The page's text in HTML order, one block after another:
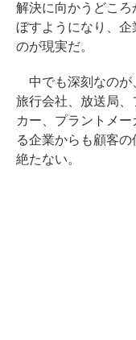
解決に向かうどころ
ぼすようになり、
のが現実だ。
中でも深刻なのが
旅行会社、放送局
カー、プラントメ
る企業からも顧客
絶たない。